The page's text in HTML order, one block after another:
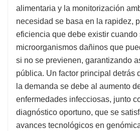
alimentaria y la monitorización
necesidad se basa en la rapidez,
eficiencia que debe existir cuando
microorganismos dañinos que
si no se previenen, garantizando
pública. Un factor principal detrás
la demanda se debe al aumento
enfermedades infecciosas, junto
diagnóstico oportuno, que se
avances tecnológicos en